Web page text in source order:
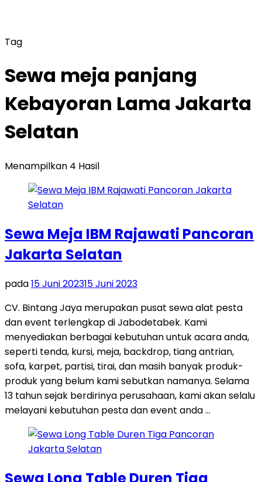
Tag
Sewa meja panjang
Kebayoran Lama Jakarta
Selatan
Menampilkan 4 Hasil
Sewa Meja IBM Rajawati Pancoran
Jakarta Selatan
pada15 Juni 202315 Juni 2023
CV. Bintang Jaya merupakan pusat sewa alat pesta
dan event terlengkap di Jabodetabek. Kami
menyediakan berbagai kebutuhan untuk acara anda,
seperti tenda, kursi, meja, backdrop, tiang antrian,
sofa, karpet, partisi, tirai, dan masih banyak produk-
produk yang belum kami sebutkan namanya. Selama
13 tahun sejak berdirinya perusahaan, kami akan selalu
melayani kebutuhan pesta dan event anda …
Sewa Long Table Duren Tiga